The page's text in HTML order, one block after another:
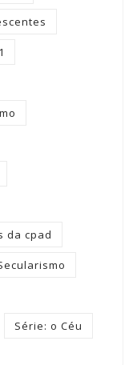
da cpad
Série: o Céu